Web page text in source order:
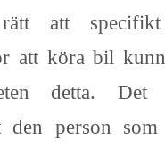
att
att köra bil
detta. Det
den person